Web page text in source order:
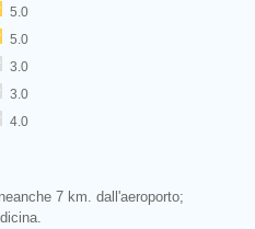
5.0
5.0
3.0
3.0
4.0
7 km. dall'aeroporto;